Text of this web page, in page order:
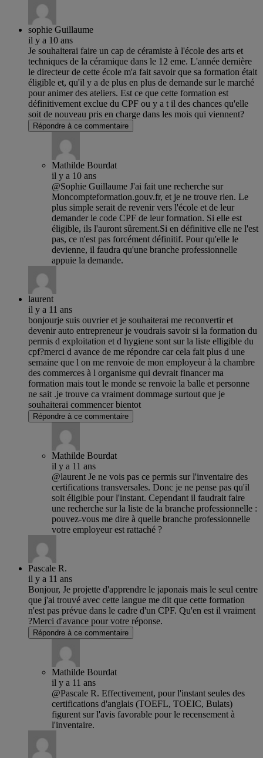
sophie Guillaume
il y a 10 ans
Je souhaiterai faire un cap de céramiste à l'école des arts et
techniques de la céramique dans le 12 eme. L'année dernière
le directeur de cette école m'a fait savoir que sa formation était
éligible et, qu'il y a de plus en plus de demande sur le marché
pour animer des ateliers. Est ce que cette formation est
définitivement exclue du CPF ou y a t il des chances qu'elle
soit de nouveau pris en charge dans les mois qui viennent?
Répondre à ce commentaire
Mathilde Bourdat
il y a 10 ans
@Sophie Guillaume J'ai fait une recherche sur
Moncompteformation.gouv.fr, et je ne trouve rien. Le
plus simple serait de revenir vers l'école et de leur
demander le code CPF de leur formation. Si elle est
éligible, ils l'auront sûrement.Si en définitive elle ne l'est
pas, ce n'est pas forcément définitif. Pour qu'elle le
devienne, il faudra qu'une branche professionnelle
appuie la demande.
laurent
il y a 11 ans
bonjourje suis ouvrier et je souhaiterai me reconvertir et
devenir auto entrepreneur je voudrais savoir si la formation du
permis d exploitation et d hygiene sont sur la liste elligible du
cpf?merci d avance de me répondre car cela fait plus d une
semaine que l on me renvoie de mon employeur à la chambre
des commerces à l organisme qui devrait financer ma
formation mais tout le monde se renvoie la balle et personne
ne sait .je trouve ca vraiment dommage surtout que je
souhaiterai commencer bientot
Répondre à ce commentaire
Mathilde Bourdat
il y a 11 ans
@laurent Je ne vois pas ce permis sur l'inventaire des
certifications transversales. Donc je ne pense pas qu'il
soit éligible pour l'instant. Cependant il faudrait faire
une recherche sur la liste de la branche professionnelle :
pouvez-vous me dire à quelle branche professionnelle
votre employeur est rattaché ?
Pascale R.
il y a 11 ans
Bonjour, Je projette d'apprendre le japonais mais le seul centre
que j'ai trouvé avec cette langue me dit que cette formation
n'est pas prévue dans le cadre d'un CPF. Qu'en est il vraiment
?Merci d'avance pour votre réponse.
Répondre à ce commentaire
Mathilde Bourdat
il y a 11 ans
@Pascale R. Effectivement, pour l'instant seules des
certifications d'anglais (TOEFL, TOEIC, Bulats)
figurent sur l'avis favorable pour le recensement à
l'inventaire.